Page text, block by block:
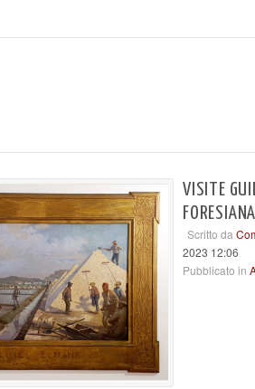
VISITE
Scritto da
2023 12:06
Pubblicato in